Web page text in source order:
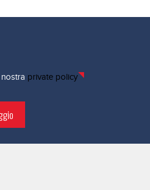
private policy